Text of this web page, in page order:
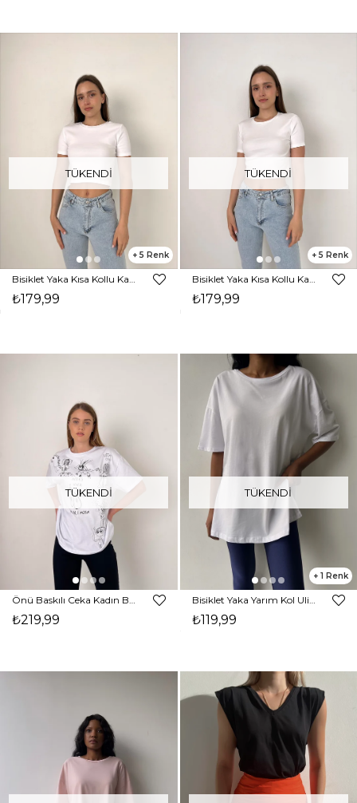
TÜKENDI
5
Bisiklet Yaka Kısa Kollu Kadın Ekru Basic Crop Tişört 23Y000098
₺179,99
TÜKENDI
5
Bisiklet Yaka Kısa Kollu Kadın Beyaz Basic Crop Tişört 23Y000098
₺179,99
TÜKENDI
Önü Baskılı Ceka Kadın Beyaz Tişört 23Y000104
₺219,99
TÜKENDI
1
Bisiklet Yaka Yarım Kol Ulises Kadın Beyaz Tişört 22Y000177
₺119,99